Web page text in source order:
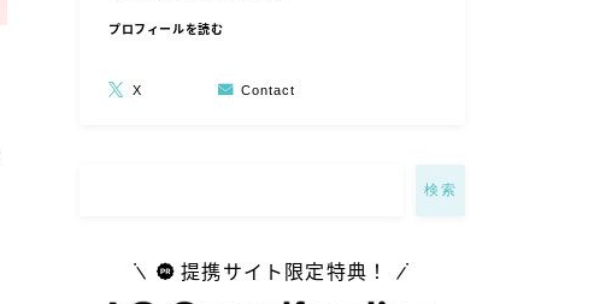
プロフィールを読む
X Contact
検索
提携サイト限定特典！